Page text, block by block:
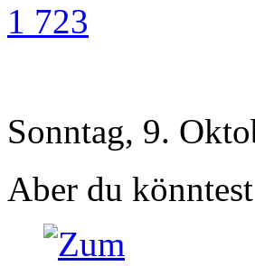
1 723
Sonntag, 9.
Aber du